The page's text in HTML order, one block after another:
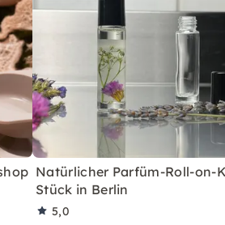
Natürlicher Parfüm-Roll-on-
Stück in Berlin
5,0